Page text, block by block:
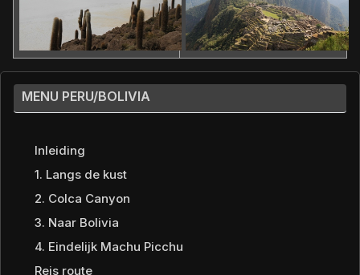
MENU PERU/BOLIVIA
Inleiding
1. Langs de kust
2. Colca Canyon
3. Naar Bolivia
4. Eindelijk Machu Picchu
Reis route